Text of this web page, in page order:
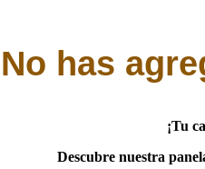
No has
¡Tu
Descubre nuestra